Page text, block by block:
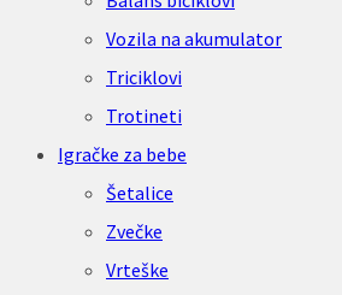
Vozila na akumulator
Triciklovi
Trotineti
Igračke za bebe
Šetalice
Zvečke
Vrteške